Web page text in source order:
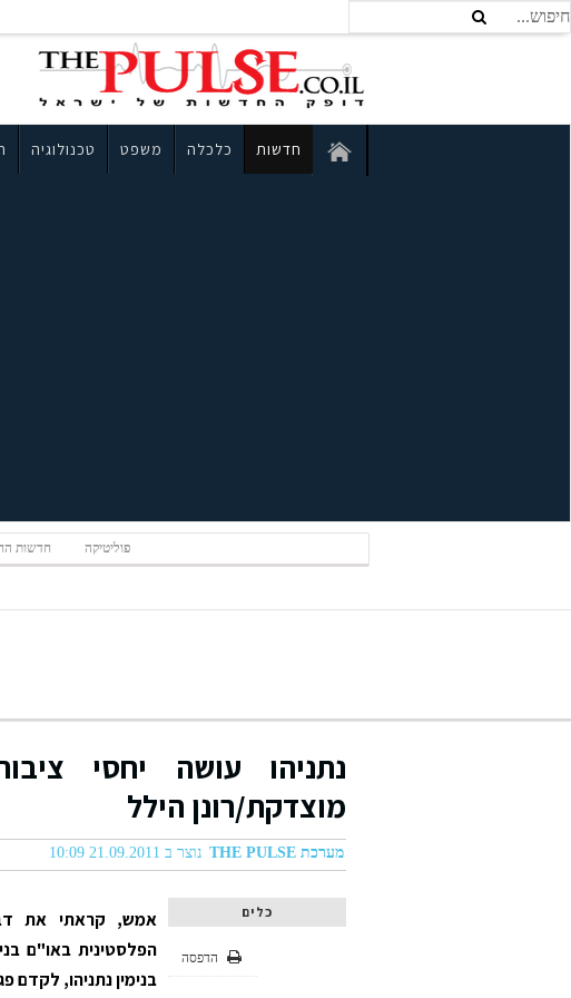
חדשות כלכלה משפט טכנולוגיה
פוליטיקה חדשות
נתניהו עושה יחסי
מוצדקת/רונן הילל
מערכת THE PULSE נוצר ב 21.09.2011 10:09
כלים
הדפסה
אמש, קראתי את
הפלסטינית באו"ם
בנימין נתניהו, לקדם